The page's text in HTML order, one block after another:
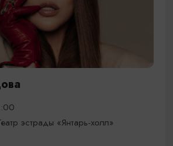
эстрады «Янтарь-холл»